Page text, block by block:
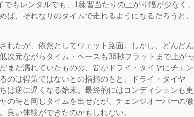
もレンタルでも、1練習当たりの上がり幅が少なく、
ば、それなりのタイムで走れるようになるだろうと、
れたが、依然としてウェット路面。しかし、どんどん
次元ながらタイム・ペースも36秒フラットまで上がっ
まだ濡れていたものの、皆がドライ・タイヤにチェン
のは得策ではないとの指摘のもと、ドライ・タイヤ
は逆に遅くなる始末。最終的にはコンディションも更
の時と同じタイムを出せたが、チェンジオーバーの微
良い体験ができたのかもしれない。